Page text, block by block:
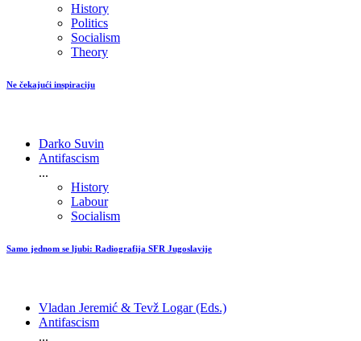
History
Politics
Socialism
Theory
Ne čekajući inspiraciju
Darko Suvin
Antifascism
...
History
Labour
Socialism
Samo jednom se ljubi: Radiografija SFR Jugoslavije
Vladan Jeremić & Tevž Logar (Eds.)
Antifascism
...